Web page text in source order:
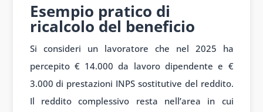
Esempio pratico di
ricalcolo del beneficio
Si consideri un lavoratore che nel 2025 ha
percepito € 14.000 da lavoro dipendente e €
3.000 di prestazioni INPS sostitutive del reddito.
Il reddito complessivo resta nell’area in cui